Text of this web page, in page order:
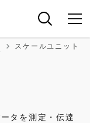
スケールユニット
タを測定・伝達